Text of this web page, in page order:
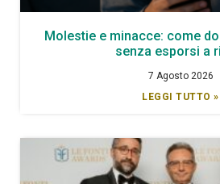
Molestie e minacce: come
senza esporsi a
7 Agosto 2026
LEGGI TUTTO »